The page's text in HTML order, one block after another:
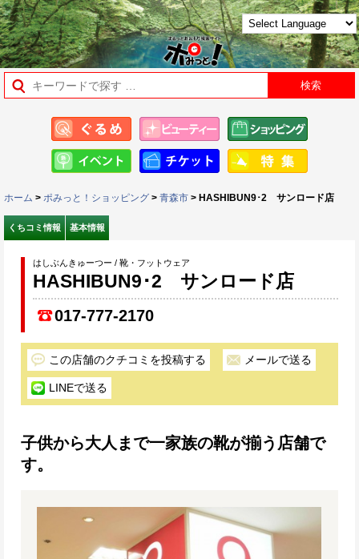
ホーム > ポみっと！ショッピング > 青森市 > HASHIBUN9･2 サンロード店
くちコミ情報 基本情報
はしぶんきゅーつー / 靴・フットウェア
HASHIBUN9･2 サンロード店
017-777-2170
この店舗のクチコミを投稿する メールで送る
LINEで送る
子供から大人まで一家族の靴が揃う店舗で
す。